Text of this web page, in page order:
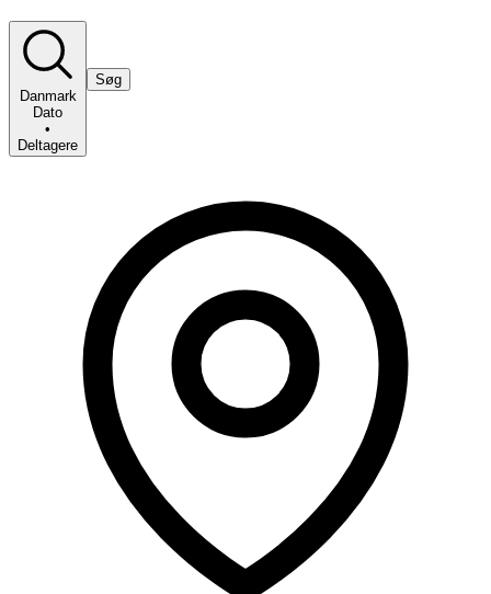
Danmark
Dato
•
Deltagere
Søg